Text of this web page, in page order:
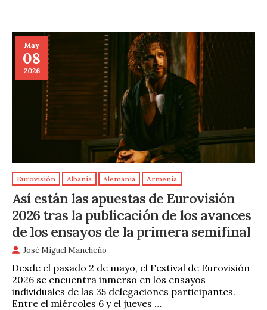
May
08
2026
Eurovisión Albania Alemania Armenia
Así están las apuestas de Eurovisión
2026 tras la publicación de los avances
de los ensayos de la primera semifinal
José Miguel Mancheño
Desde el pasado 2 de mayo, el Festival de Eurovisión
2026 se encuentra inmerso en los ensayos
individuales de las 35 delegaciones participantes.
Entre el miércoles 6 y el jueves …